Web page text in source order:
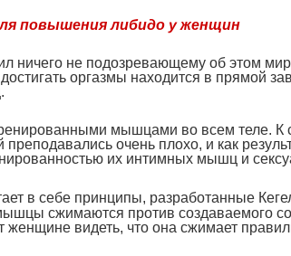
повышения либидо у женщин
ничего не подозревающему об этом
оргазмы находится в прямой
мышцами во всем теле. К
очень плохо, и как
их интимных мышц и
в себе принципы, разработанные
сжимаются против создаваемого
женщине видеть, что она сжимает